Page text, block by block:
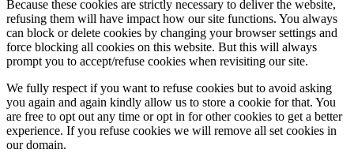
Because these cookies are strictly necessary to deliver the website,
refusing them will have impact how our site functions. You always
can block or delete cookies by changing your browser settings and
force blocking all cookies on this website. But this will always
prompt you to accept/refuse cookies when revisiting our site.
We fully respect if you want to refuse cookies but to avoid asking
you again and again kindly allow us to store a cookie for that. You
are free to opt out any time or opt in for other cookies to get a better
experience. If you refuse cookies we will remove all set cookies in
our domain.